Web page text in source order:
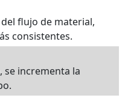
flujo de material,
consistentes.
se incrementa la